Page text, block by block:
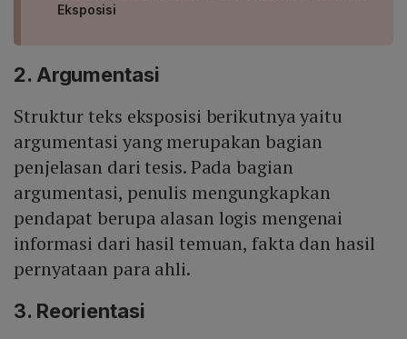
Eksposisi
2. Argumentasi
Struktur teks eksposisi berikutnya yaitu
argumentasi yang merupakan bagian
penjelasan dari tesis. Pada bagian
argumentasi, penulis mengungkapkan
pendapat berupa alasan logis mengenai
informasi dari hasil temuan, fakta dan hasil
pernyataan para ahli.
3. Reorientasi